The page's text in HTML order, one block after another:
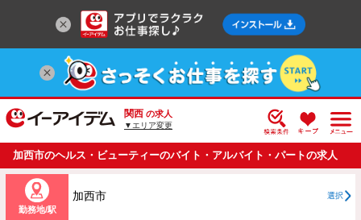
関西 の求人
▼エリア変更
加西市のヘルス・ビューティーのバイト・アルバイト・パートの求人
情報一覧
勤務地/駅
加西市 選択